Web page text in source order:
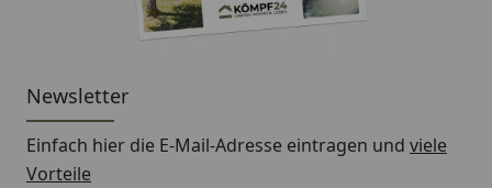
Newsletter
Einfach hier die E-Mail-Adresse eintragen und viele
Vorteile